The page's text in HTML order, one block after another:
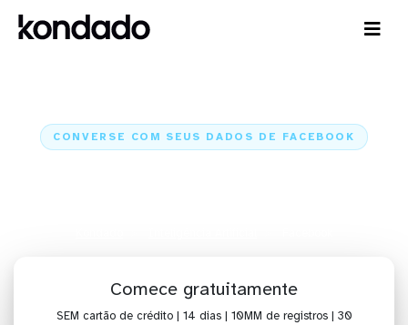
CONVERSE COM SEUS DADOS DE FACEBOOK
Comece gratuitamente
SEM cartão de crédito | 14 dias | 10MM de registros | 30